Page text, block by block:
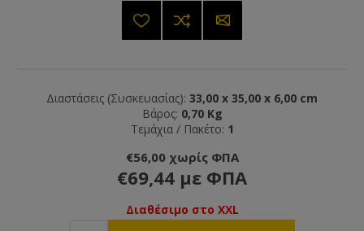
Διαστάσεις (Συσκευασίας): 33,00 x 35,00 x 6,00 cm
Βάρος: 0,70 Kg
Τεμάχια / Πακέτο: 1
€56,00 χωρίς ΦΠΑ
€69,44 με ΦΠΑ
Διαθέσιμο στο XXL